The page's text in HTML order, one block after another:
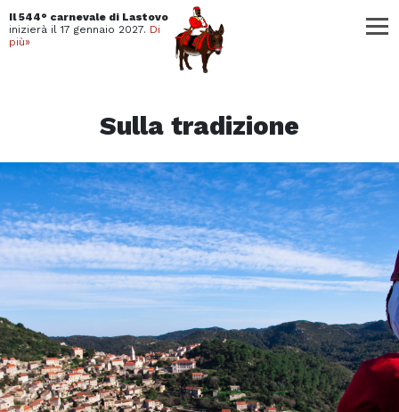
Il 544° carnevale di Lastovo
inizierà il17 gennaio 2027. Di
più»
Sulla tradizione